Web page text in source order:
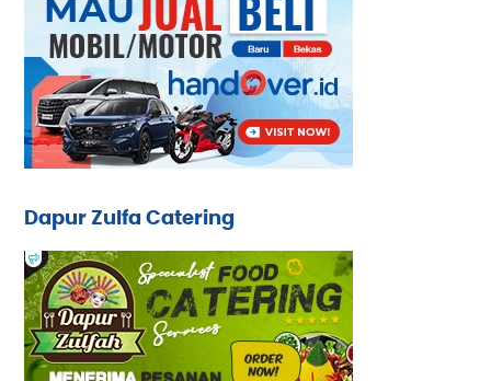
Dapur Zulfa Catering